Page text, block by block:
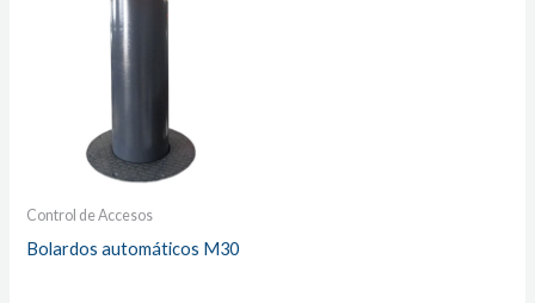
Control de Accesos
Bolardos automáticos M30